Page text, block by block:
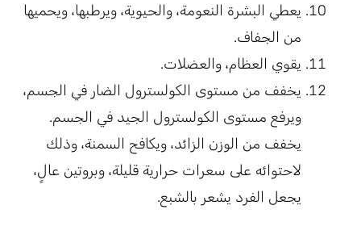
يعطي البشرة النعومة، والحيوية، ويرطبها، ويحميها
من الجفاف.
يقوي العظام، والعضلات.
يخفف من مستوى الكولسترول الضار في الجسم،
ويرفع مستوى الكولسترول الجيد في الجسم.
يخفف من الوزن الزائد، ويكافح السمنة، وذلك
لاحتوائه على سعرات حرارية قليلة، وبروتين عالٍ،
يجعل الفرد يشعر بالشبع.